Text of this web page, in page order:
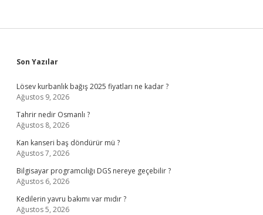
Sidebar
Son Yazılar
Lösev kurbanlık bağış 2025 fiyatları ne kadar ?
Ağustos 9, 2026
Tahrir nedir Osmanlı ?
Ağustos 8, 2026
Kan kanseri baş döndürür mü ?
Ağustos 7, 2026
Bilgisayar programcılığı DGS nereye geçebilir ?
Ağustos 6, 2026
Kedilerin yavru bakımı var mıdır ?
Ağustos 5, 2026